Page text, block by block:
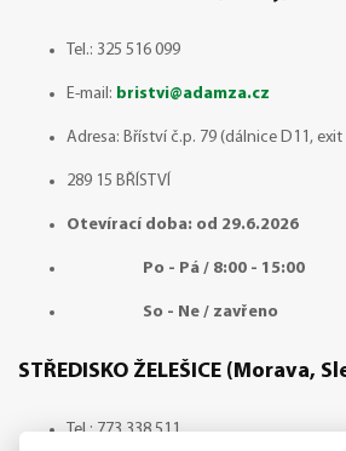
Tel.: 325 516 099
E-mail: bristvi@adamza.cz
Adresa: Bříství č.p. 79 (dálnice D11, exit
289 15 BŘÍSTVÍ
Otevírací doba: od 29.6.2026
Po - Pá / 8:00 - 15:00
So - Ne / zavřeno
STŘEDISKO ŽELEŠICE (Morava,
Tel.: 773 338 511